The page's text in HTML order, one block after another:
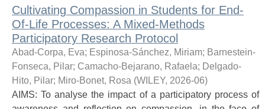
Cultivating Compassion in Students for End-
Of-Life Processes: A Mixed-Methods
Participatory Research Protocol
Abad-Corpa, Eva; Espinosa-Sánchez, Miriam; Barnestein-
Fonseca, Pilar; Camacho-Bejarano, Rafaela; Delgado-
Hito, Pilar; Miro-Bonet, Rosa (WILEY, 2026-06)
AIMS: To analyse the impact of a participatory process of